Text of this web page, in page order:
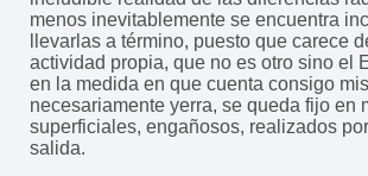
menos inevitablemente se encuentra
llevarlas a término, puesto que carece
actividad propia, que no es otro sino el
en la medida en que cuenta consigo
necesariamente yerra, se queda fijo en
superficiales, engañosos, realizados
salida.